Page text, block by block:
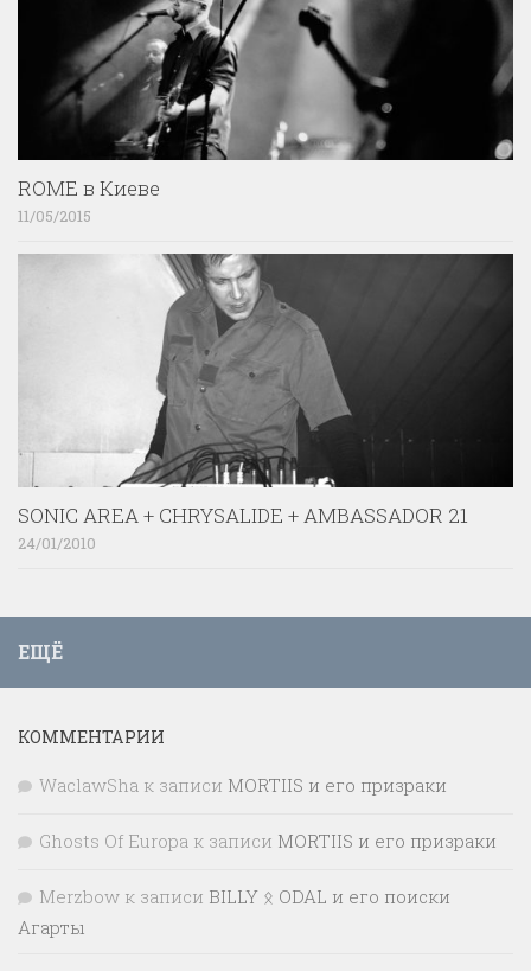
ROME в Киеве
11/05/2015
SONIC AREA + CHRYSALIDE + AMBASSADOR 21
24/01/2010
ЕЩЁ
КОММЕНТАРИИ
WaclawSha к записи MORTIIS и его призраки
Ghosts Of Europa к записи MORTIIS и его призраки
Merzbow к записи BILLY ᛟ ODAL и его поиски
Агарты